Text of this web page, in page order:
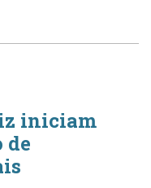
iniciam
de